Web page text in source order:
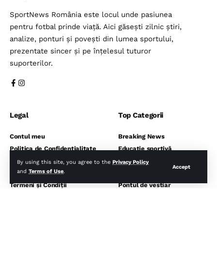
By using this site, you agree to the Privacy Policy
and Terms of Use.
Accept
SportNews România este locul unde pasiunea
pentru fotbal prinde viață. Aici găsești zilnic știri,
analize, ponturi și povești din lumea sportului,
prezentate sincer și pe înțelesul tuturor
suporterilor.
Legal
Contul meu
Politica de Confidențialitate
Politica de Cookies
Politică de rambursare
Termeni și Condiții
Top Categorii
Breaking News
Educație sportivă
Fotbal internațional
Pontul de vestiar